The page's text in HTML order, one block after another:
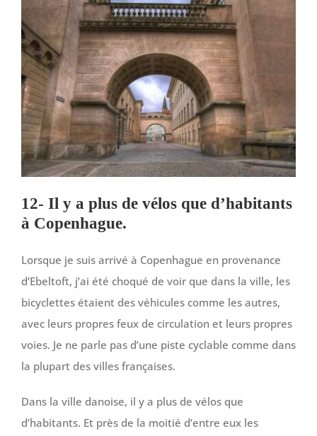
12- Il y a plus de vélos que d’habitants
à Copenhague.
Lorsque je suis arrivé à Copenhague en provenance
d’Ebeltoft, j’ai été choqué de voir que dans la ville, les
bicyclettes étaient des véhicules comme les autres,
avec leurs propres feux de circulation et leurs propres
voies. Je ne parle pas d’une piste cyclable comme dans
la plupart des villes françaises.
Dans la ville danoise, il y a plus de vélos que
d’habitants. Et près de la moitié d’entre eux les